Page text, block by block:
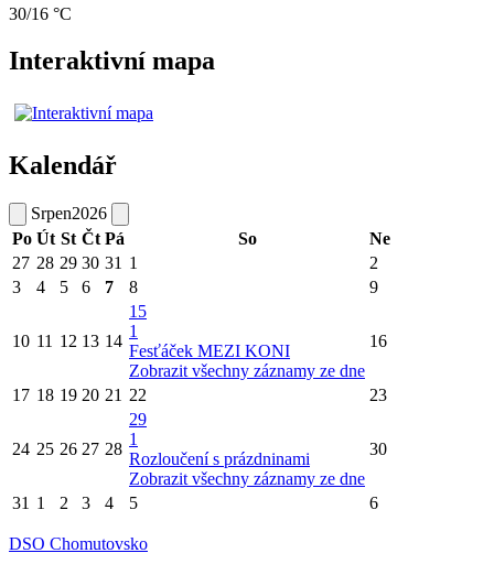
30/16 °C
Interaktivní mapa
Kalendář
Srpen2026
Po Út St Čt Pá So
Ne
27 28 29 30 31 1
2
3
4 5 6 7 8 9
10 11 12 13 14
15
1
Fesťáček MEZI KONI
Zobrazit všechny záznamy ze dne
16
17 18 19 20 21 22 23
24 25 26 27 28
29
1
Rozloučení s prázdninami
Zobrazit všechny záznamy ze dne
30
31 1 2 3 4 5 6
DSO Chomutovsko